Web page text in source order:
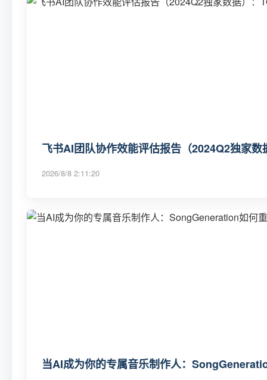
飞书AI团队协作效能评估报告（2024Q2独家
2026/8/8 2:11:20
当AI成为你的专属音乐制作人：